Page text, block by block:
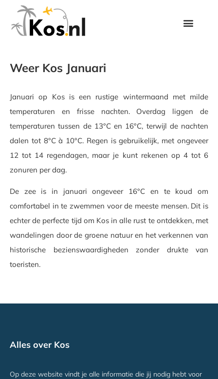
Weer Kos Januari
Januari op Kos is een rustige wintermaand met milde
temperaturen en frisse nachten. Overdag liggen de
temperaturen tussen de 13°C en 16°C, terwijl de nachten
dalen tot 8°C à 10°C. Regen is gebruikelijk, met ongeveer
12 tot 14 regendagen, maar je kunt rekenen op 4 tot 6
zonuren per dag.
De zee is in januari ongeveer 16°C en te koud om
comfortabel in te zwemmen voor de meeste mensen. Dit is
echter de perfecte tijd om Kos in alle rust te ontdekken, met
wandelingen door de groene natuur en het verkennen van
historische bezienswaardigheden zonder drukte van
toeristen.
Alles over Kos
Op deze website vindt je alle informatie die jij nodig hebt voor